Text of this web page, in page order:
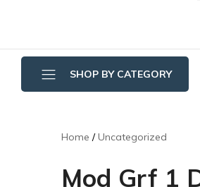
SHOP BY CATEGORY
Bathroom Wipers
Home Uncategorized
Mod Grf 1